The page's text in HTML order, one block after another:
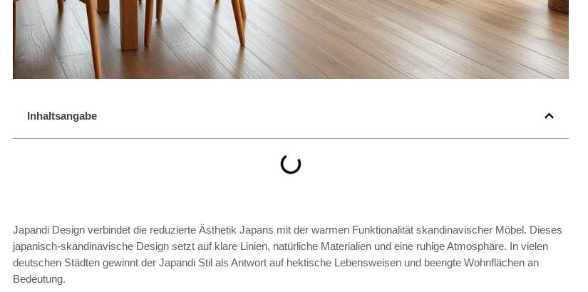
Inhaltsangabe
Japandi Design verbindet die reduzierte Ästhetik Japans mit der warmen Funktionalität skandinavischer Möbel. Dieses
japanisch-skandinavische Design setzt auf klare Linien, natürliche Materialien und eine ruhige Atmosphäre. In vielen
deutschen Städten gewinnt der Japandi Stil als Antwort auf hektische Lebensweisen und beengte Wohnflächen an
Bedeutung.